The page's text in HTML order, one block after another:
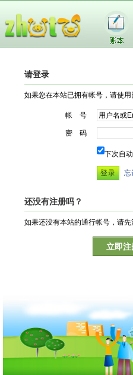
请登录
如果您在本站已拥有帐号，请使
帐 号
密 码
下次自
忘
还没有注册吗？
如果还没有本站的通行帐号，请先
立即注